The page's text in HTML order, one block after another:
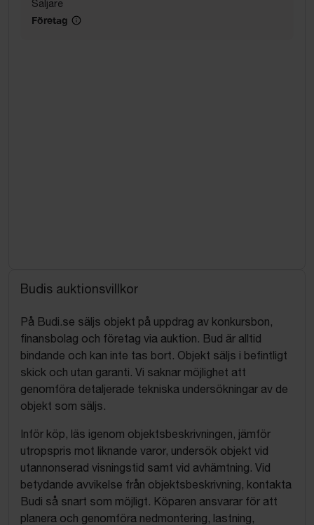
Säljare
Företag
Budis auktionsvillkor
På Budi.se säljs objekt på uppdrag av konkursbon,
finansbolag och företag via auktion. Bud är alltid
bindande och kan inte tas bort. Objekt säljs i befintligt
skick och utan garanti. Vi saknar möjlighet att
genomföra detaljerade tekniska undersökningar av de
objekt som säljs.
Inför köp, läs igenom objektsbeskrivningen, jämför
utropspris mot liknande varor, undersök objekt vid
utannonserad visningstid samt vid avhämtning. Vid
betydande avvikelse från objektsbeskrivning, kontakta
Budi så snart som möjligt. Köparen ansvarar för att
planera och genomföra nedmontering, lastning,